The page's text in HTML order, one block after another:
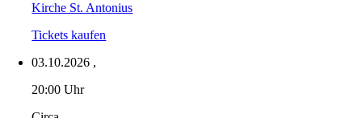
Kirche St. Antonius
Tickets kaufen
03.10.2026 ,
20:00 Uhr